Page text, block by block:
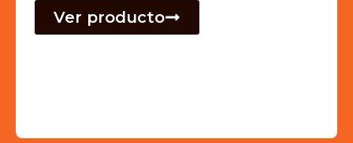
Ver producto